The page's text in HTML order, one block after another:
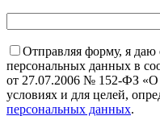
Отправляя форму, я даю
персональных данных в
от 27.07.2006 № 152-ФЗ «О
условиях и для целей,
персональных данных.